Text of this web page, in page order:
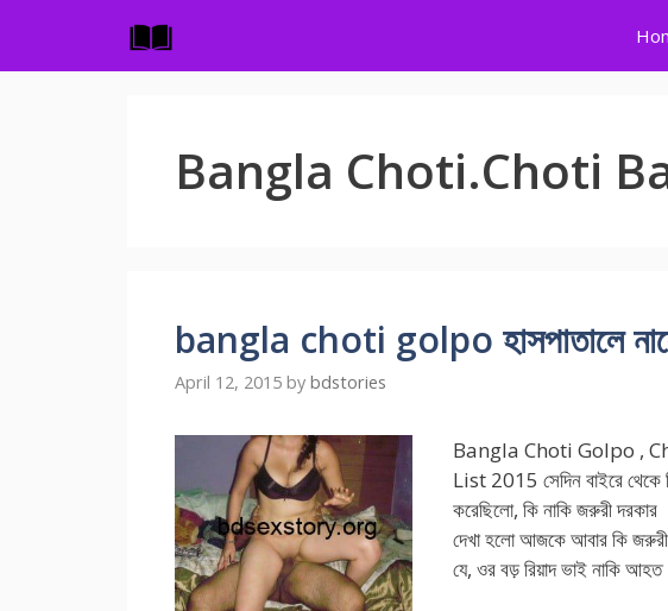
content
Bangla Choti.Choti
bangla choti golpo হাসপাতালে
April 12, 2015 by bdstories
Bangla Choti Golpo ,
List 2015 সেদিন বাইরে
করেছিলো, কি নাকি জরুরী
দেখা হলো আজকে আবার কি
যে, ওর বড় রিয়াদ ভাই নাকি